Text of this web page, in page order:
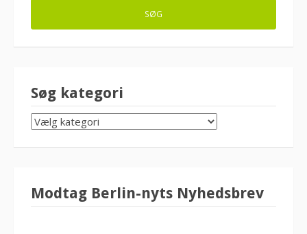
Søg kategori
SØG
KATEGORI
Modtag Berlin-nyts Nyhedsbrev